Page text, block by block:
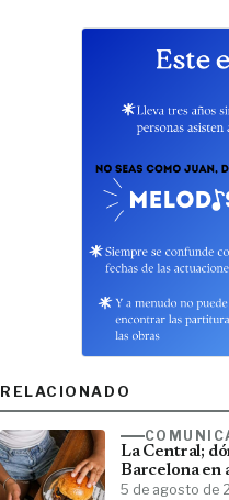
RELACIONADO
La Central;
Barcelona en
5 de agosto de